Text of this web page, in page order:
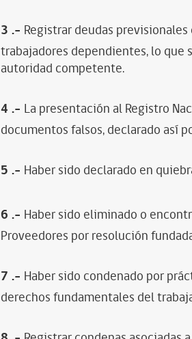
3 .- Registrar deudas
trabajadores dependientes, lo
autoridad competente.
4 .- La presentación al Registro
documentos falsos, declarado así
5 .- Haber sido declarado en
6 .- Haber sido eliminado o
Proveedores por resolución
7 .- Haber sido condenado por
derechos fundamentales del